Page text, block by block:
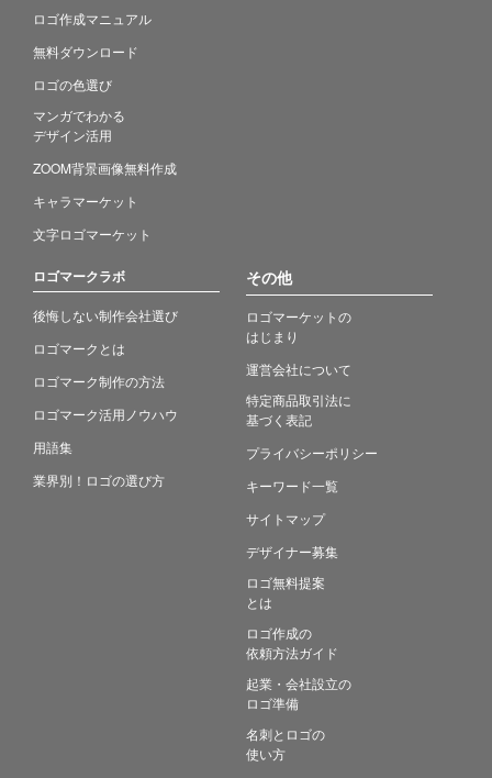
ロゴ作成マニュアル
無料ダウンロード
ロゴの色選び
マンガでわかる
デザイン活用
ZOOM背景画像無料作成
キャラマーケット
文字ロゴマーケット
ロゴマークラボ
後悔しない制作会社選び
ロゴマークとは
ロゴマーク制作の方法
ロゴマーク活用ノウハウ
用語集
業界別！ロゴの選び方
その他
ロゴマーケットの
はじまり
運営会社について
特定商品取引法に
基づく表記
プライバシーポリシー
キーワード一覧
サイトマップ
デザイナー募集
ロゴ無料提案
とは
ロゴ作成の
依頼方法ガイド
起業・会社設立の
ロゴ準備
名刺とロゴの
使い方